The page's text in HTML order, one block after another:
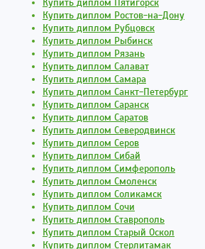
Купить диплом Пятигорск
Купить диплом Ростов-на-Дону
Купить диплом Рубцовск
Купить диплом Рыбинск
Купить диплом Рязань
Купить диплом Салават
Купить диплом Самара
Купить диплом Санкт-Петербург
Купить диплом Саранск
Купить диплом Саратов
Купить диплом Северодвинск
Купить диплом Серов
Купить диплом Сибай
Купить диплом Симферополь
Купить диплом Смоленск
Купить диплом Соликамск
Купить диплом Сочи
Купить диплом Ставрополь
Купить диплом Старый Оскол
Купить диплом Стерлитамак